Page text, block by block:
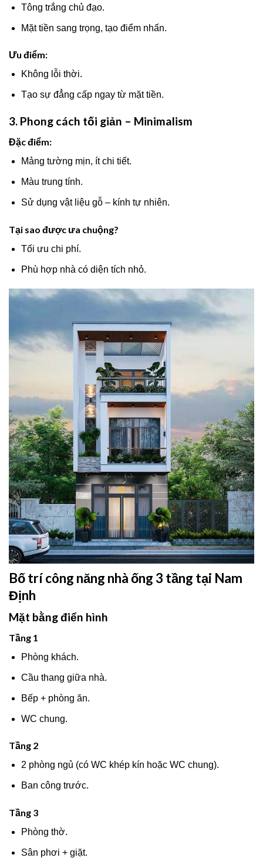
Tông trắng chủ đạo.
Mặt tiền sang trọng, tạo điểm nhấn.
Ưu điểm:
Không lỗi thời.
Tạo sự đẳng cấp ngay từ mặt tiền.
3. Phong cách tối giản – Minimalism
Đặc điểm:
Mảng tường mịn, ít chi tiết.
Màu trung tính.
Sử dụng vật liệu gỗ – kính tự nhiên.
Tại sao được ưa chuộng?
Tối ưu chi phí.
Phù hợp nhà có diện tích nhỏ.
Bố trí công năng nhà ống 3 tầng tại Nam
Định
Mặt bằng điển hình
Tầng 1
Phòng khách.
Cầu thang giữa nhà.
Bếp + phòng ăn.
WC chung.
Tầng 2
2 phòng ngủ (có WC khép kín hoặc WC chung).
Ban công trước.
Tầng 3
Phòng thờ.
Sân phơi + giặt.